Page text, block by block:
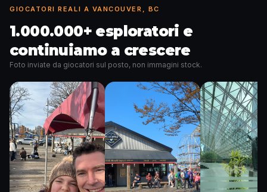
GIOCATORI REALI A VANCOUVER, BC
1.000.000+ esploratori e
continuiamo a crescere
Foto inviate da giocatori sul posto, non immagini stock.